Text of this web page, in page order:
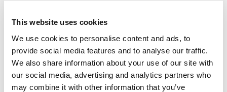
This website uses cookies
We use cookies to personalise content and ads, to
provide social media features and to analyse our traffic.
We also share information about your use of our site with
our social media, advertising and analytics partners who
may combine it with other information that you’ve